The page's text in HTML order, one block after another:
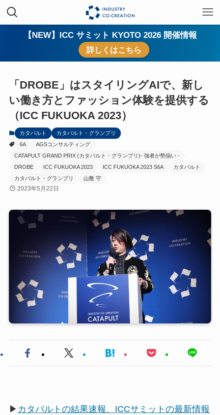
【NEW】ICC サミット KYOTO 2026 開催情報
詳しくはこちら
「DROBE」はスタイリングAIで、新し
い働き方とファッション体験を提供する
（ICC FUKUOKA 2023）
カタパルト
カタパルト・グランプリ
6A
AGSコンサルティング
CATAPULT GRAND PRIX (カタパルト・グランプリ)- 強者が勢揃い -
DROBE
ICC FUKUOKA 2023 ICC FUKUOKA 2023 S6A
カタパルト
カタパルト・グランプリ
山敷 守
2023年5月22日
▶ カタパルトの結果速報、ICCサミットの最新情報